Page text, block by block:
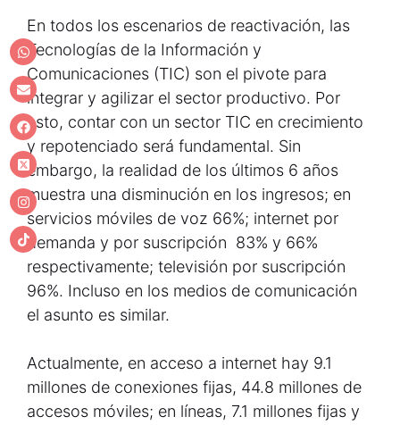
En todos los escenarios de reactivación, las
Tecnologías de la Información y
Comunicaciones (TIC) son el pivote para
integrar y agilizar el sector productivo. Por
esto, contar con un sector TIC en crecimiento
y repotenciado será fundamental. Sin
embargo, la realidad de los últimos 6 años
muestra una disminución en los ingresos; en
servicios móviles de voz 66%; internet por
demanda y por suscripción 83% y 66%
respectivamente; televisión por suscripción
96%. Incluso en los medios de comunicación
el asunto es similar.
Actualmente, en acceso a internet hay 9.1
millones de conexiones fijas, 44.8 millones de
accesos móviles; en líneas, 7.1 millones fijas y